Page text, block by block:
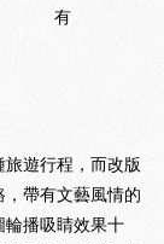
有
遊行程，而改版
帶有文藝風情的
輪播吸睛效果十